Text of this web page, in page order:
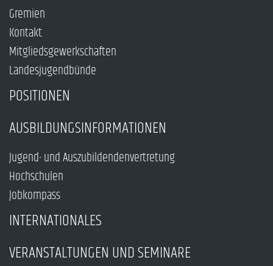
Gremien
Kontakt
Mitgliedsgewerkschaften
Landesjugendbünde
POSITIONEN
AUSBILDUNGSINFORMATIONEN
Jugend- und Auszubildendenvertretung
Hochschulen
Jobkompass
INTERNATIONALES
VERANSTALTUNGEN UND SEMINARE